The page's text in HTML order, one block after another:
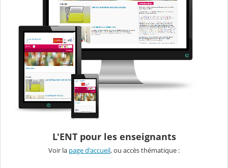
L'ENT pour les enseignants
Voir la page d'accueil, ou accès thématique :